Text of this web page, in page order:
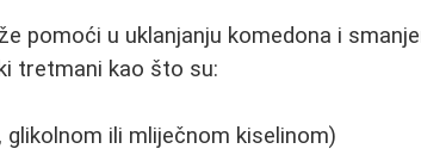
pomoći u uklanjanju komedona i
tretmani kao što su:
ili mliječnom kiselinom)